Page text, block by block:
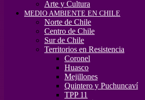
Arte y Cultura
MEDIO AMBIENTE EN CHILE
Norte de Chile
Centro de Chile
Sur de Chile
Territorios en Resistencia
Coronel
Huasco
Mejillones
Quintero y Puchuncaví
TPP 11